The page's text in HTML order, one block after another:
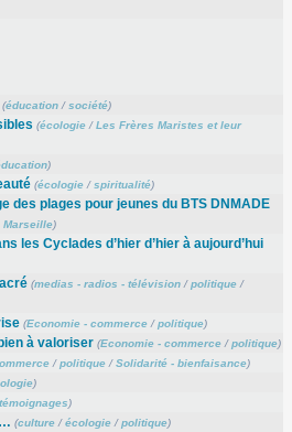
(éducation/ société)
(écologie/Les Frères Maristes et leur
)
(écologie/spiritualité)
des plages pour jeunes du BTS DNMADE
Marseille)
les Cyclades d’hier d’hier à aujourd’hui
(medias - radios - télévision/politique/
(Economie - commerce/politique)
à valoriser (Economie - commerce/politique)
/politique/Solidarité - bienfaisance)
)
témoignages)
(culture/écologie/politique)